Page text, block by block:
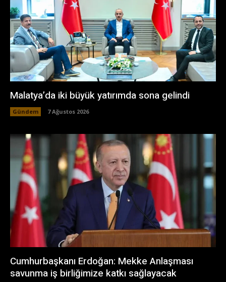
Malatya’da iki büyük yatırımda sona gelindi
Gündem 7 Ağustos 2026
Cumhurbaşkanı Erdoğan: Mekke Anlaşması
savunma iş birliğimize katkı sağlayacak